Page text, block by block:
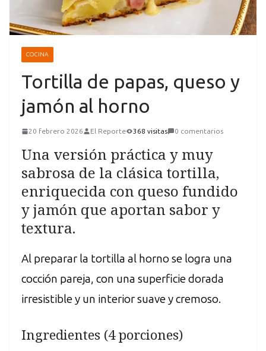
COCINA
Tortilla de papas, queso y
jamón al horno
20 febrero 2026 El Reporte 368 visitas 0 comentarios
Una versión práctica y muy
sabrosa de la clásica tortilla,
enriquecida con queso fundido
y jamón que aportan sabor y
textura.
Al preparar la tortilla al horno se logra una
cocción pareja, con una superficie dorada
irresistible y un interior suave y cremoso.
Ingredientes (4 porciones)